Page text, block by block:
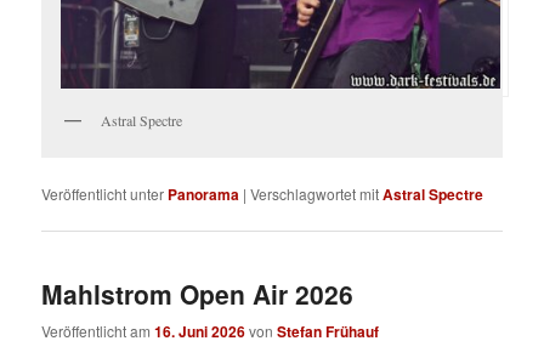
Astral Spectre
Veröffentlicht unter Panorama |Verschlagwortet mitAstral Spectre
Mahlstrom Open Air 2026
Veröffentlicht am16. Juni 2026vonStefan Frühauf